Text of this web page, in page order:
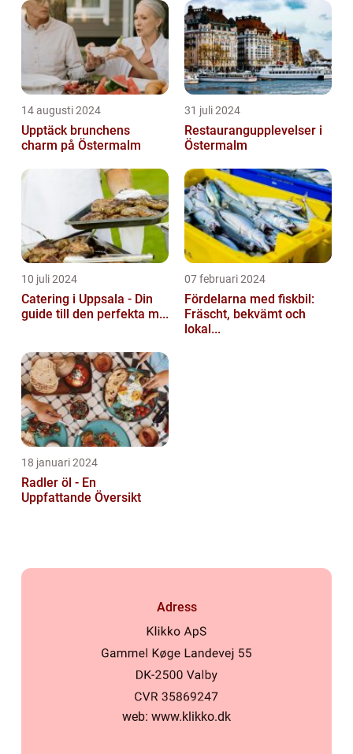
14 augusti 2024
Upptäck brunchens
charm på Östermalm
31 juli 2024
Restaurangupplevelser i
Östermalm
10 juli 2024
Catering i Uppsala - Din
guide till den perfekta m...
07 februari 2024
Fördelarna med fiskbil:
Fräscht, bekvämt och
lokal...
18 januari 2024
Radler öl - En
Uppfattande Översikt
Adress
web: www.klikko.dk